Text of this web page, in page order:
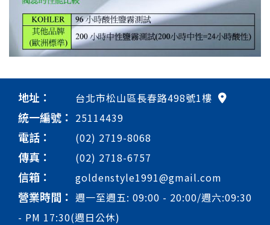
地址： 台北市松山區長春路498號1樓
統一編號： 25114439
電話： (02) 2719-8068
傳真： (02) 2718-6757
信箱： goldenstyle1991@gmail.com
營業時間： 週一至週五: 09:00 - 20:00/週六:09:30
- PM 17:30(週日公休)